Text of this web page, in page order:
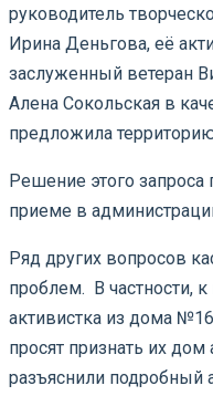
руководитель
Ирина Деньгова, её
заслуженный ветеран
Алена Сокольская в
предложила
Решение этого
приеме в
Ряд других вопросов
проблем. В частности, к
активистка из дома
просят признать их
разъяснили подробный